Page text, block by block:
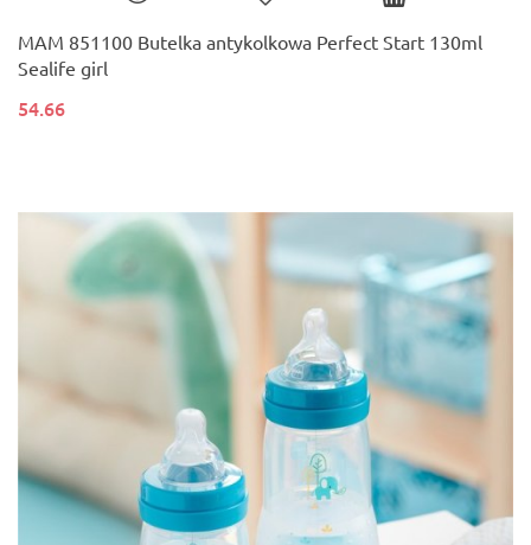
MAM 851100 Butelka antykolkowa Perfect Start 130ml
Sealife girl
54.66